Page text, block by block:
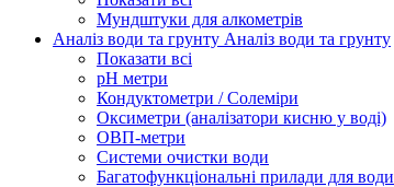
Мундштуки для алкометрів
Аналіз води та грунту Аналіз води та грунту
Показати всі
рН метри
Кондуктометри / Солеміри
Оксиметри (аналізатори кисню у воді)
ОВП-метри
Системи очистки води
Багатофункціональні прилади для води